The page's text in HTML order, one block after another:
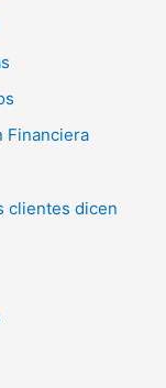
Financiera
clientes dicen